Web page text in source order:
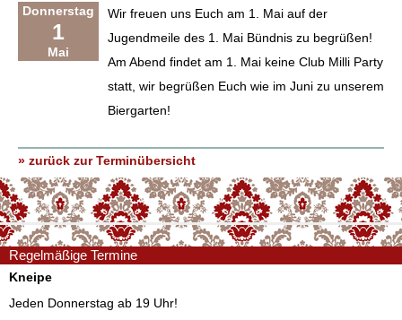
Donnerstag
1
Mai
Wir freuen uns Euch am 1. Mai auf der
Jugendmeile des 1. Mai Bündnis zu begrüßen!
Am Abend findet am 1. Mai keine Club Milli Party
statt, wir begrüßen Euch wie im Juni zu unserem
Biergarten!
» zurück zur Terminübersicht
Regelmäßige Termine
Kneipe
Jeden Donnerstag ab 19 Uhr!